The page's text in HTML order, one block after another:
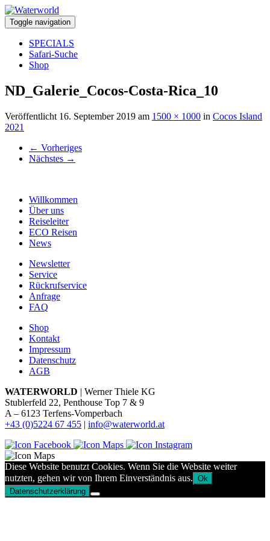
Toggle navigation
SPECIALS
Safari-Suche
Shop
ND_Galerie_Cocos-Costa-Rica_10
Veröffentlicht 16. September 2019 am 1500 × 1000 in Cocos Island
2021
← Vorheriges
Nächstes →
Willkommen
Über uns
Reiseleiter
ECO Reisen
News
Newsletter
Service
Rückrufservice
Anfrage
FAQ
Shop
Kontakt
Impressum
Datenschutz
AGB
WATERWORLD | Werner Thiele KG
Stublerfeld 22, Penthouse Top 7 & 9
A – 6123 Terfens-Vomperbach
+43 (0)5224 67 455 | info@waterworld.at
Diese Website benutzt Cookies. Wenn Sie die Website weiter
nutzten, gehen wir von Ihrem Einverständnis aus. Ok
Datenschutzerklärung